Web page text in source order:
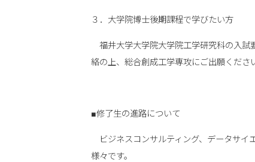
３．大学院博士後期課程で学びたい方
福井大学大学院大学院工学研究科の入試
絡の上、総合創成工学専攻にご出願くださ
■修了生の進路について
ビジネスコンサルティング、データサイ
様々です。